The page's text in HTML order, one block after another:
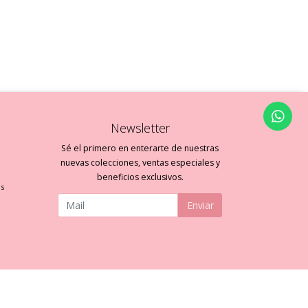
Newsletter
Sé el primero en enterarte de nuestras
nuevas colecciones, ventas especiales y
beneficios exclusivos.
Enviar